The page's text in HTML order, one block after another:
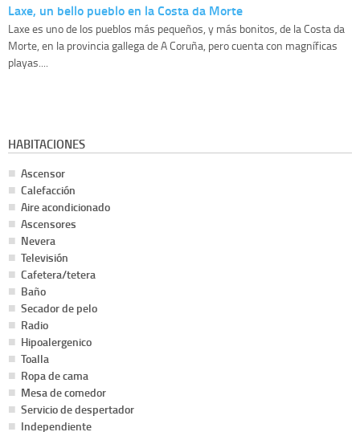
Laxe, un bello pueblo en la Costa da Morte
Laxe es uno de los pueblos más pequeños, y más bonitos, de la Costa da
Morte, en la provincia gallega de A Coruña, pero cuenta con magníficas
playas....
HABITACIONES
Ascensor
Calefacción
Aire acondicionado
Ascensores
Nevera
Televisión
Cafetera/tetera
Baño
Secador de pelo
Radio
Hipoalergenico
Toalla
Ropa de cama
Mesa de comedor
Servicio de despertador
Independiente